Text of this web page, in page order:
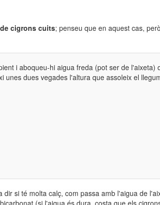
cigrons cuits; penseu que en aquest cas,
i aboqueu-hi aigua freda (pot ser de l'aixeta)
unes dues vegades l'altura que assoleix el
dir si té molta calç, com passa amb l'aigua de
(si l'aigua és dura, costa que els